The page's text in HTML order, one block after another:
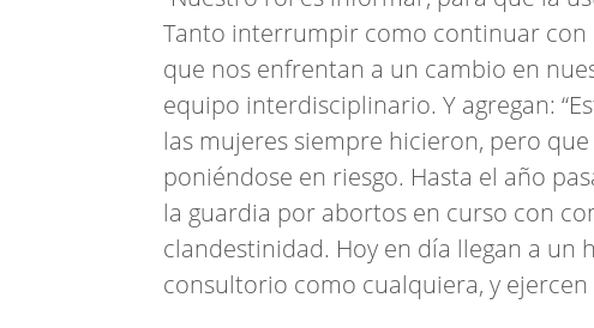
Tanto interrumpir como continuar con
que nos enfrentan a un cambio en
equipo interdisciplinario. Y agregan:
las mujeres siempre hicieron, pero
poniéndose en riesgo. Hasta el año
la guardia por abortos en curso con
clandestinidad. Hoy en día llegan a un
consultorio como cualquiera, y